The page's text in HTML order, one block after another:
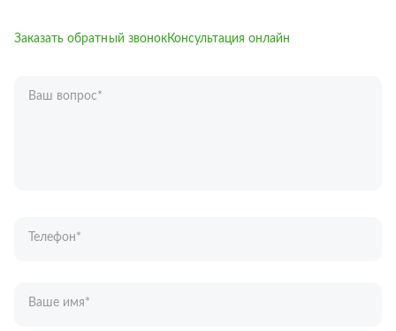
Заказать обратный звонокКонсультация онлайн
Ваш вопрос*